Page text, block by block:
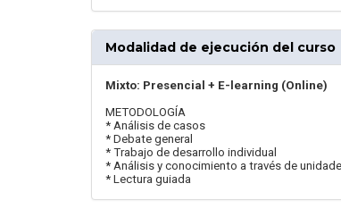
Modalidad de ejecución del curso
Mixto: Presencial + E-learning (Online)
METODOLOGÍA
* Análisis de casos
* Debate general
* Trabajo de desarrollo individual
* Análisis y conocimiento a través de
* Lectura guiada